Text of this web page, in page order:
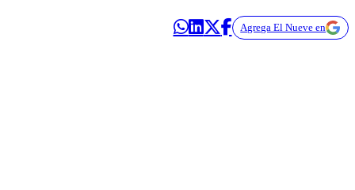
Agrega El Nueve en